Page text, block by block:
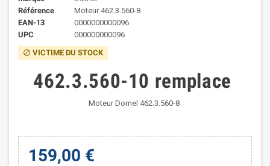
Référence
Moteur 462.3.560-8
EAN-13
0000000000096
UPC
000000000096
block VICTIME DU STOCK
462.3.560-10 remplace
Moteur Domel 462.3.560-8
159,00 €